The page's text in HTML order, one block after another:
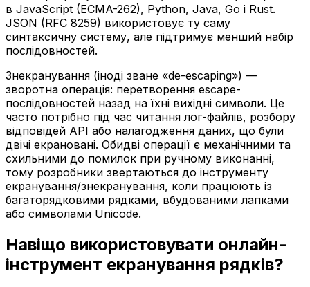
в JavaScript (ECMA-262), Python, Java, Go і Rust.
JSON (RFC 8259) використовує ту саму
синтаксичну систему, але підтримує менший набір
послідовностей.
Знекранування (іноді зване «de-escaping») —
зворотна операція: перетворення escape-
послідовностей назад на їхні вихідні символи. Це
часто потрібно під час читання лог-файлів, розбору
відповідей API або налагодження даних, що були
двічі екрановані. Обидві операції є механічними та
схильними до помилок при ручному виконанні,
тому розробники звертаються до інструменту
екранування/знекранування, коли працюють із
багаторядковими рядками, вбудованими лапками
або символами Unicode.
Навіщо використовувати онлайн-
інструмент екранування рядків?